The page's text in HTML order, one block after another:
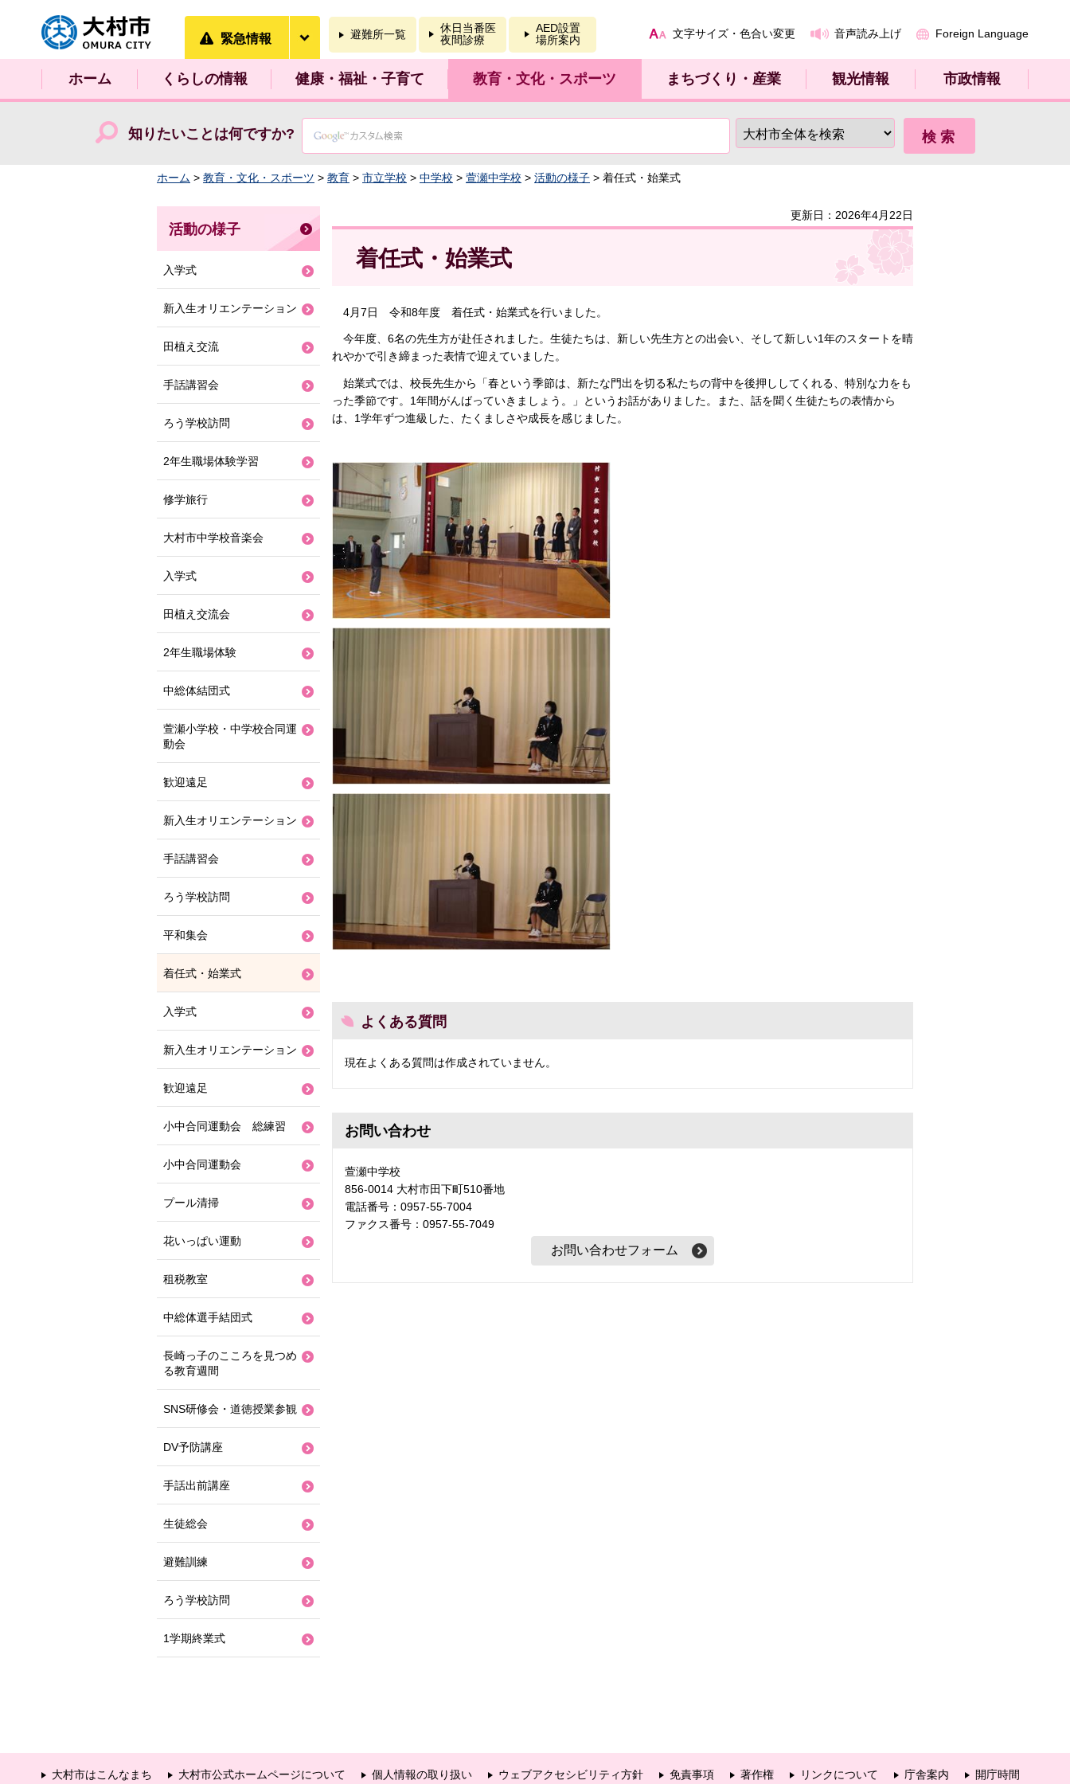
大村市
緊急情報 避難所一覧
休日当番医
夜間診療
AED設置
場所案内
文字サイズ・色合い変更 音声読み上げ Foreign Language
ホーム くらしの情報 健康・福祉・子育て 教育・文化・スポーツ まちづくり・産業 観光情報 市政情報
知りたいことは何ですか?
ホーム > 教育・文化・スポーツ > 教育 > 市立学校 > 中学校 > 萱瀬中学校 > 活動の様子 > 着任式・始業式
更新日：2026年4月22日
着任式・始業式
4月7日 令和8年度 着任式・始業式を行いました。
今年度、6名の先生方が赴任されました。生徒たちは、新しい先生方との出会い、そして新しい1年のスタートを晴
れやかで引き締まった表情で迎えていました。
始業式では、校長先生から「春という季節は、新たな門出を切る私たちの背中を後押ししてくれる、特別な力をも
った季節です。1年間がんばっていきましょう。」というお話がありました。また、話を聞く生徒たちの表情から
は、1学年ずつ進級した、たくましさや成長を感じました。
よくある質問
現在よくある質問は作成されていません。
お問い合わせ
萱瀬中学校
856-0014 大村市田下町510番地
電話番号：0957-55-7004
ファクス番号：0957-55-7049
活動の様子
入学式
新入生オリエンテーション
田植え交流
手話講習会
ろう学校訪問
2年生職場体験学習
修学旅行
大村市中学校音楽会
入学式
田植え交流会
2年生職場体験
中総体結団式
萱瀬小学校・中学校合同運
動会
歓迎遠足
新入生オリエンテーション
手話講習会
ろう学校訪問
平和集会
着任式・始業式
入学式
新入生オリエンテーション
歓迎遠足
小中合同運動会 総練習
小中合同運動会
プール清掃
花いっぱい運動
租税教室
中総体選手結団式
長崎っ子のこころを見つめ
る教育週間
SNS研修会・道徳授業参観
DV予防講座
手話出前講座
生徒総会
避難訓練
ろう学校訪問
1学期終業式
大村市はこんなまち 大村市公式ホームページについて 個人情報の取り扱い ウェブアクセシビリティ方針 免責事項 著作権 リンクについて 庁舎案内 開庁時間